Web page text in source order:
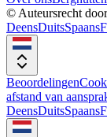
© Auteursrecht door
DeensDuitsSpaans
Beoordelingen
afstand van
DeensDuitsSpaans